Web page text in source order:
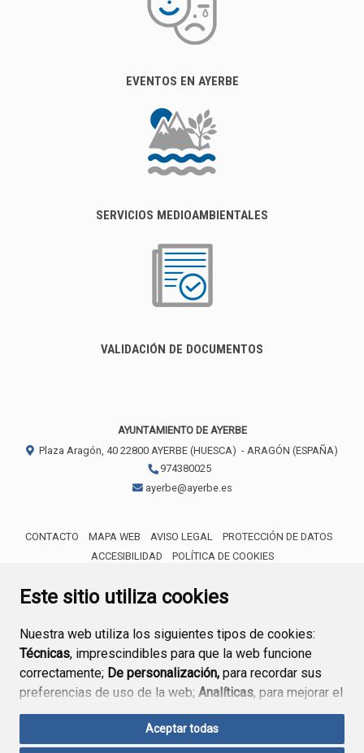
Este sitio utiliza cookies
Nuestra web utiliza los siguientes tipos de cookies:
Técnicas, imprescindibles para que la web funcione
correctamente; De personalización, para recordar sus
preferencias de uso de la web; Analíticas, para mejorar el
funcionamiento de la web y sus servicios.
Si acepta pulsando el botón“Aceptar todas”
Aceptar todas
EVENTOS EN AYERBE
SERVICIOS MEDIOAMBIENTALES
VALIDACIÓN DE DOCUMENTOS
AYUNTAMIENTO DE AYERBE
Plaza Aragón, 40 22800 AYERBE (HUESCA) - ARAGÓN (ESPAÑA)
974380025
ayerbe@ayerbe.es
CONTACTO MAPA WEB AVISO LEGAL
PROTECCIÓN DE DATOS
ACCESIBILIDAD
POLÍTICA DE COOKIES